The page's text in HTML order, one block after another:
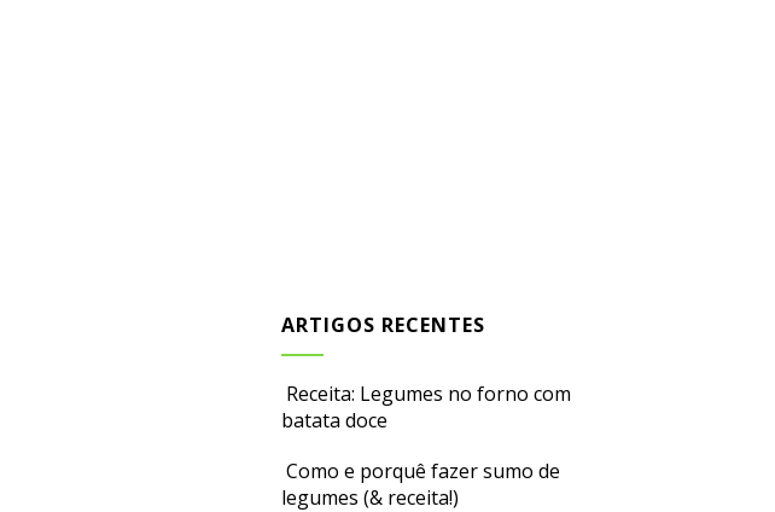
ARTIGOS RECENTES
Receita: Legumes no forno com
batata doce
Como e porquê fazer sumo de
legumes (& receita!)